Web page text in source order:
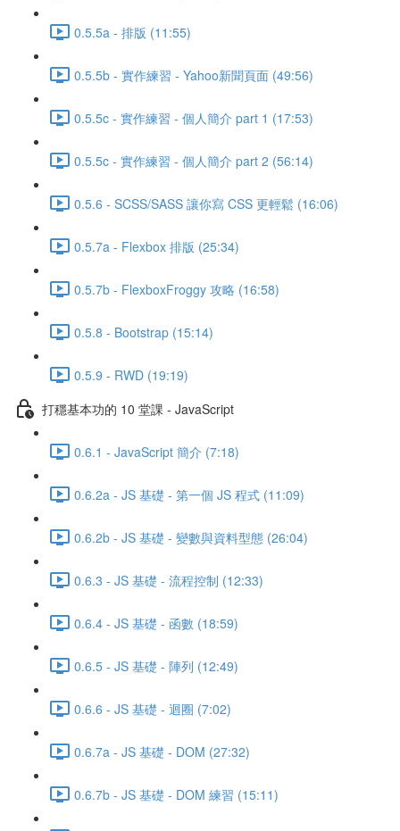
0.5.5a - 排版 (11:55)
0.5.5b - 實作練習 - Yahoo新聞頁面 (49:56)
0.5.5c - 實作練習 - 個人簡介 part 1 (17:53)
0.5.5c - 實作練習 - 個人簡介 part 2 (56:14)
0.5.6 - SCSS/SASS 讓你寫 CSS 更輕鬆 (16:06)
0.5.7a - Flexbox 排版 (25:34)
0.5.7b - FlexboxFroggy 攻略 (16:58)
0.5.8 - Bootstrap (15:14)
0.5.9 - RWD (19:19)
打穩基本功的 10 堂課 - JavaScript
0.6.1 - JavaScript 簡介 (7:18)
0.6.2a - JS 基礎 - 第一個 JS 程式 (11:09)
0.6.2b - JS 基礎 - 變數與資料型態 (26:04)
0.6.3 - JS 基礎 - 流程控制 (12:33)
0.6.4 - JS 基礎 - 函數 (18:59)
0.6.5 - JS 基礎 - 陣列 (12:49)
0.6.6 - JS 基礎 - 迴圈 (7:02)
0.6.7a - JS 基礎 - DOM (27:32)
0.6.7b - JS 基礎 - DOM 練習 (15:11)